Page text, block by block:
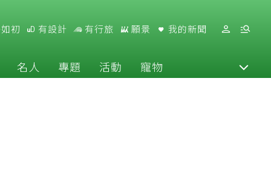
初 有設計 有行旅 願景 我的新聞
名人 專題 活動 寵物